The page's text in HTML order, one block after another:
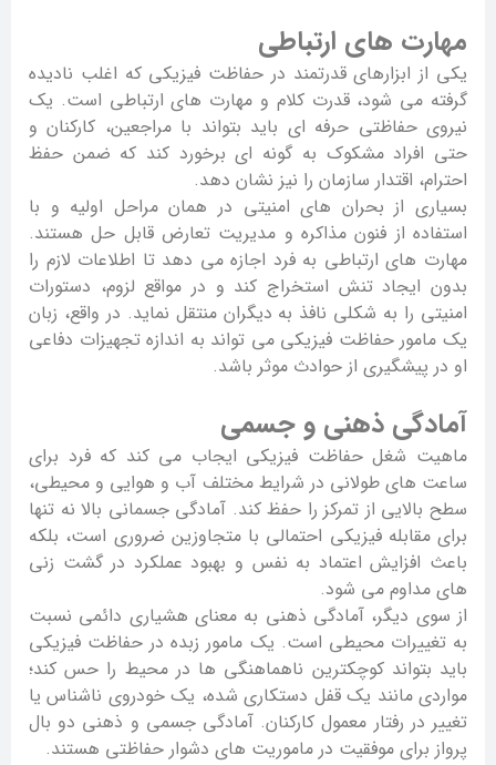
مهارت های ارتباطی
یکی از ابزارهای قدرتمند در حفاظت فیزیکی که اغلب نادیده
گرفته می شود، قدرت کلام و مهارت های ارتباطی است. یک
نیروی حفاظتی حرفه ای باید بتواند با مراجعین، کارکنان و
حتی افراد مشکوک به گونه ای برخورد کند که ضمن حفظ
احترام، اقتدار سازمان را نیز نشان دهد.
بسیاری از بحران های امنیتی در همان مراحل اولیه و با
استفاده از فنون مذاکره و مدیریت تعارض قابل حل هستند.
مهارت های ارتباطی به فرد اجازه می دهد تا اطلاعات لازم را
بدون ایجاد تنش استخراج کند و در مواقع لزوم، دستورات
امنیتی را به شکلی نافذ به دیگران منتقل نماید. در واقع، زبان
یک مامور حفاظت فیزیکی می تواند به اندازه تجهیزات دفاعی
او در پیشگیری از حوادث موثر باشد.
آمادگی ذهنی و جسمی
ماهیت شغل حفاظت فیزیکی ایجاب می کند که فرد برای
ساعت های طولانی در شرایط مختلف آب و هوایی و محیطی،
سطح بالایی از تمرکز را حفظ کند. آمادگی جسمانی بالا نه تنها
برای مقابله فیزیکی احتمالی با متجاوزین ضروری است، بلکه
باعث افزایش اعتماد به نفس و بهبود عملکرد در گشت زنی
های مداوم می شود.
از سوی دیگر، آمادگی ذهنی به معنای هشیاری دائمی نسبت
به تغییرات محیطی است. یک مامور زبده در حفاظت فیزیکی
باید بتواند کوچکترین ناهماهنگی ها در محیط را حس کند؛
مواردی مانند یک قفل دستکاری شده، یک خودروی ناشناس یا
تغییر در رفتار معمول کارکنان. آمادگی جسمی و ذهنی دو بال
پرواز برای موفقیت در ماموریت های دشوار حفاظتی هستند.